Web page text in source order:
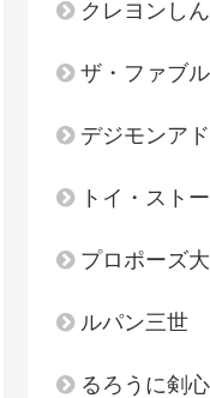
クレヨンし
ザ・ファブル
デジモンア
トイ・スト
プロポーズ
ルパン三世
るろうに剣